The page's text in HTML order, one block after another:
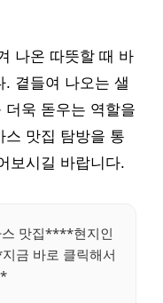
나온 따뜻할 때 바
. 곁들여 나오는 샐
더욱 돋우는 역할을
스 맛집 탐방을 통
보시길 바랍니다.
맛집****현지인
금 바로 클릭해서